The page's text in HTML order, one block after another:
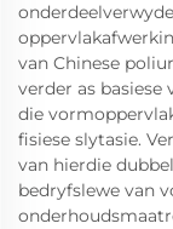
van Chinese
verder as
die
fisiese slytasie.
van hierdie
bedryfslewe van